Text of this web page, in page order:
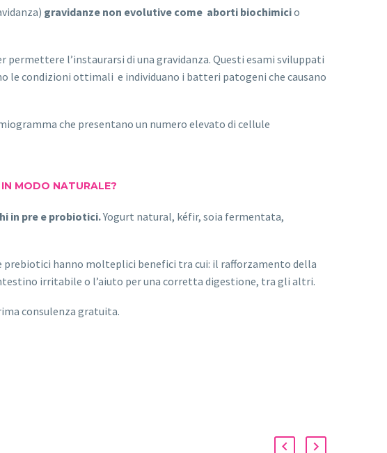
gravidanze non evolutive come aborti biochimicio
l’instaurarsi di una gravidanza. Questi esami sviluppati
le condizioni ottimali e individuano i batteri patogeni che causano
che presentano un numero elevato di cellule
MODO NATURALE?
in pre e probiotici.Yogurt natural, kéfir, soia fermentata,
hanno molteplici benefici tra cui: il rafforzamento della
irritabile o l’aiuto per una corretta digestione, tra gli altri.
consulenza gratuita.